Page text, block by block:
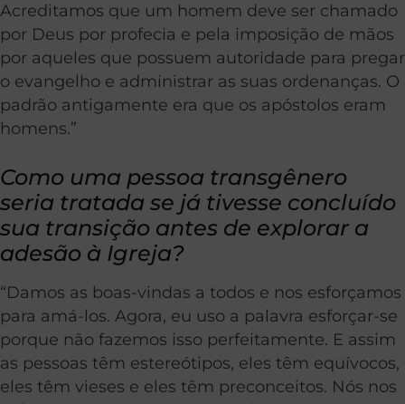
Acreditamos que um homem deve ser chamado
por Deus por profecia e pela imposição de mãos
por aqueles que possuem autoridade para pregar
o evangelho e administrar as suas ordenanças. O
padrão antigamente era que os apóstolos eram
homens.”
Como uma pessoa transgênero
seria tratada se já tivesse concluído
sua transição antes de explorar a
adesão à Igreja?
“Damos as boas-vindas a todos e nos esforçamos
para amá-los. Agora, eu uso a palavra esforçar-se
porque não fazemos isso perfeitamente. E assim
as pessoas têm estereótipos, eles têm equívocos,
eles têm vieses e eles têm preconceitos. Nós nos